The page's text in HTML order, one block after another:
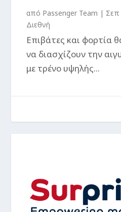
από Passenger Team | Σεπ
Διεθνή
Επιβάτες και φορτία
να διασχίζουν την
με τρένο υψηλής...